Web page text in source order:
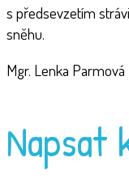
s předsevzetím
sněhu.
Mgr. Lenka Parmová
Napsat